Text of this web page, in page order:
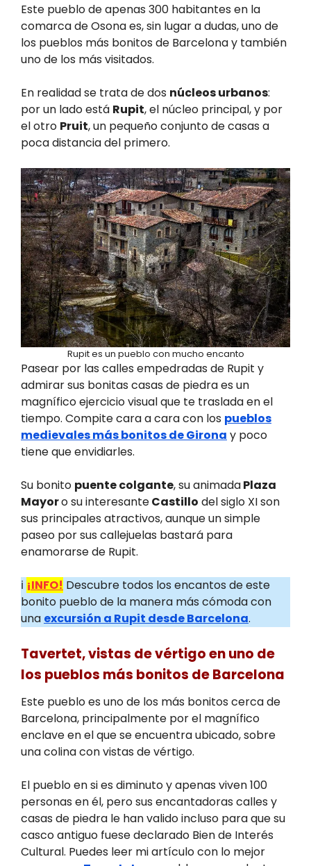
Este pueblo de apenas 300 habitantes en la
comarca de Osona es, sin lugar a dudas, uno de
los pueblos más bonitos de Barcelona y también
uno de los más visitados.
En realidad se trata de dos núcleos urbanos:
por un lado está Rupit, el núcleo principal, y por
el otro Pruit, un pequeño conjunto de casas a
poca distancia del primero.
Rupit es un pueblo con mucho encanto
Pasear por las calles empedradas de Rupit y
admirar sus bonitas casas de piedra es un
magnífico ejercicio visual que te traslada en el
tiempo. Compite cara a cara con los pueblos
medievales más bonitos de Girona y poco
tiene que envidiarles.
Su bonito puente colgante, su animadaPlaza
Mayoro su interesanteCastillo del siglo XI son
sus principales atractivos, aunque un simple
paseo por sus callejuelas bastará para
enamorarse de Rupit.
ℹ️ ¡INFO! Descubre todos los encantos de este
bonito pueblo de la manera más cómoda con
una excursión a Rupit desde Barcelona.
Tavertet, vistas de vértigo en uno de
los pueblos más bonitos de Barcelona
Este pueblo es uno de los más bonitos cerca de
Barcelona, principalmente por el magnífico
enclave en el que se encuentra ubicado, sobre
una colina con vistas de vértigo.
El pueblo en si es diminuto y apenas viven 100
personas en él, pero sus encantadoras calles y
casas de piedra le han valido incluso para que su
casco antiguo fuese declarado Bien de Interés
Cultural. Puedes leer mi artículo con lo mejor